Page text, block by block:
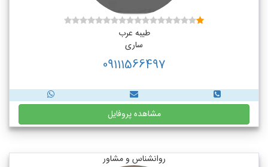
طیبه عرب
ساری
09111566497
مشاهده پروفایل
روانشناس و مشاور